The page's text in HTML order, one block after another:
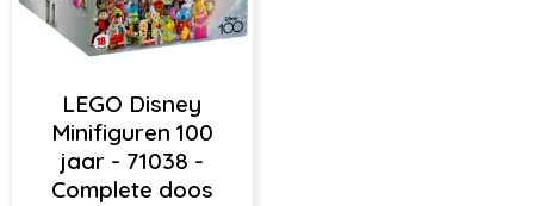
LEGO Disney
Minifiguren 100
jaar - 71038 -
Complete doos